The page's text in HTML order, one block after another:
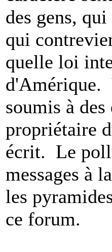
des gens,
qui
quelle loi
d'Amérique.
soumis à
propriétaire
écrit. Le
messages à
les
ce forum.